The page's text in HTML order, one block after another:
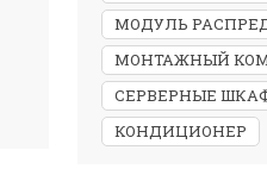
МОДУЛЬ
МОНТАЖНЫЙ
СЕРВЕРНЫЕ
КОНДИЦИОНЕР